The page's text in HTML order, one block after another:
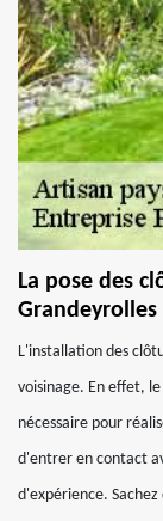
La pose des
L'installation des
voisinage. En effet,
nécessaire pour
d'entrer en contact
d'expérience.